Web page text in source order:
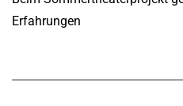
Erfahrungen